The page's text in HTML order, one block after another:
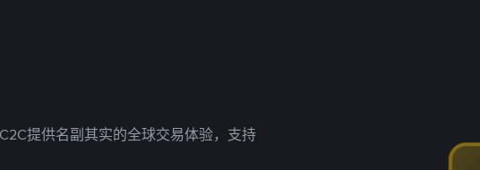
提供名副其实的全球交易体验，支持